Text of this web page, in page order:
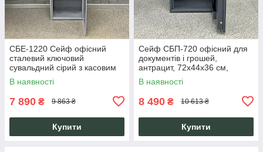
СБЕ-1220 Сейф офісний
сталевий ключовий
сувальдний сірий з касовим
відділенням для грошей та
документів
В наявності
7 890 ₴ 9 863 ₴
Купити
Сейф СБП-720 офісний для
документів і грошей,
антрацит, 72х44х36 см,
касове відділення, ключові
замки
В наявності
8 490 ₴ 10 613 ₴
Купити